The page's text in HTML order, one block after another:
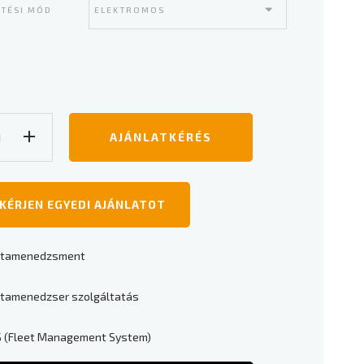
és beltéri használat;
termék mozgatásra;
MÓD
AJÁNLATKÉRÉS
KÉRJEN EGYEDI AJÁNLATOT
szolgáltatás
(Fleet Management System)